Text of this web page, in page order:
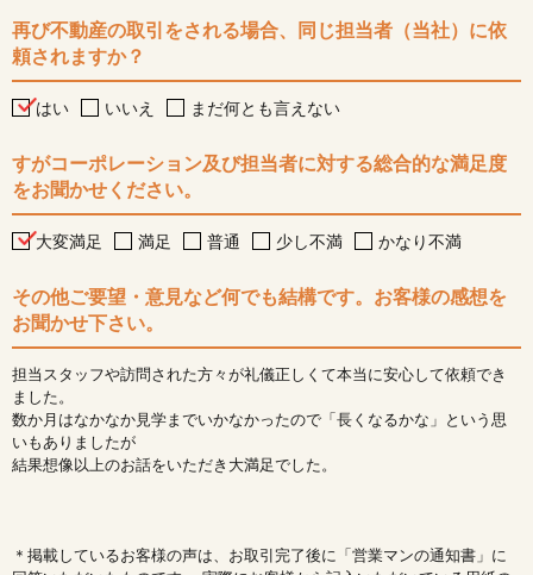
再び不動産の取引をされる場合、同じ担当者（当社）に依
頼されますか？
はい いいえ まだ何とも言えない
すがコーポレーション及び担当者に対する総合的な満足度
をお聞かせください。
大変満足 満足 普通 少し不満 かなり不満
その他ご要望・意見など何でも結構です。お客様の感想を
お聞かせ下さい。
担当スタッフや訪問された方々が礼儀正しくて本当に安心して依頼でき
ました。
数か月はなかなか見学までいかなかったので「長くなるかな」という思
いもありましたが
結果想像以上のお話をいただき大満足でした。
＊掲載しているお客様の声は、お取引完了後に「営業マンの通知書」に